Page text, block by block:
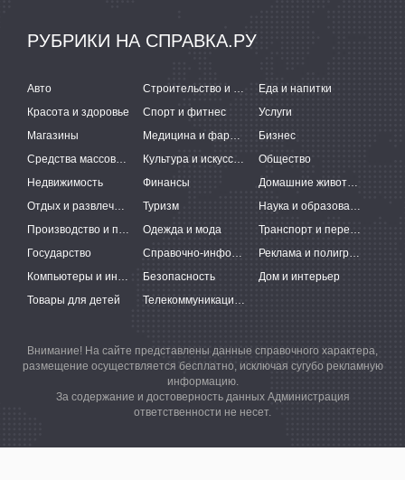
РУБРИКИ НА СПРАВКА.РУ
Авто Строительство и ремонт
Еда и напитки
Красота и здоровье
Спорт и фитнес
Услуги
Магазины
Медицина и фармацевтика
Бизнес
Средства массовой информации
Культура и искусство
Общество
Недвижимость
Финансы
Домашние животные
Отдых и развлечения
Туризм
Наука и образование
Производство и поставки
Одежда и мода
Транспорт и перевозки
Государство
Справочно-информационные системы
Реклама и полиграфия
Компьютеры и интернет
Безопасность
Дом и интерьер
Товары для детей
Телекоммуникации и связь
Внимание! На сайте представлены данные справочного характера,
размещение осуществляется бесплатно, исключая сугубо рекламную
информацию.
За содержание и достоверность данных Администрация
ответственности не несет.